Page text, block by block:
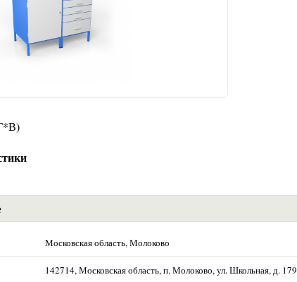
Московская область, Молоково
142714, Московская область, п. Молоково, ул. Школьная, д. 179